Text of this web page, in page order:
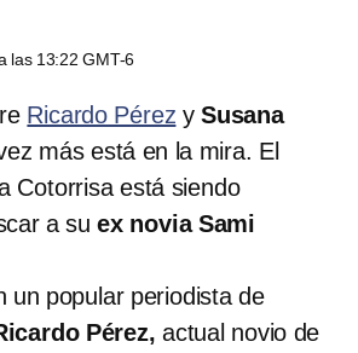
las 13:22 GMT-6
Ricardo Pérez ySusana
más está en la mira. El
Cotorrisa está siendo
a suex novia Sami
un popular periodista de
Pérez, actual novio de